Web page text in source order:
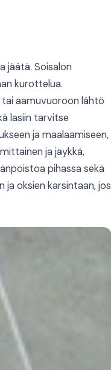
jäätä. Soisalon
kurottelua.
aamuvuoroon lähtö
lasiin tarvitse
ja maalaamiseen,
ja jäykkä,
pihassa sekä
oksien karsintaan, jos